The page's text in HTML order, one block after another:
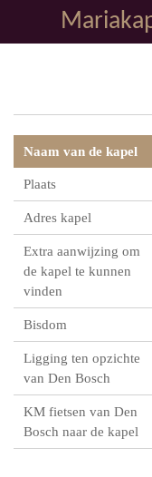
direct
Naam van de kapel
Plaats
Adres kapel
Extra aanwijzing om
de kapel te kunnen
vinden
Bisdom
Ligging ten opzichte
van Den Bosch
KM fietsen van Den
Bosch naar de kapel